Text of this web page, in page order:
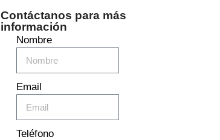
Contáctanos para más
información
Nombre
Email
Teléfono